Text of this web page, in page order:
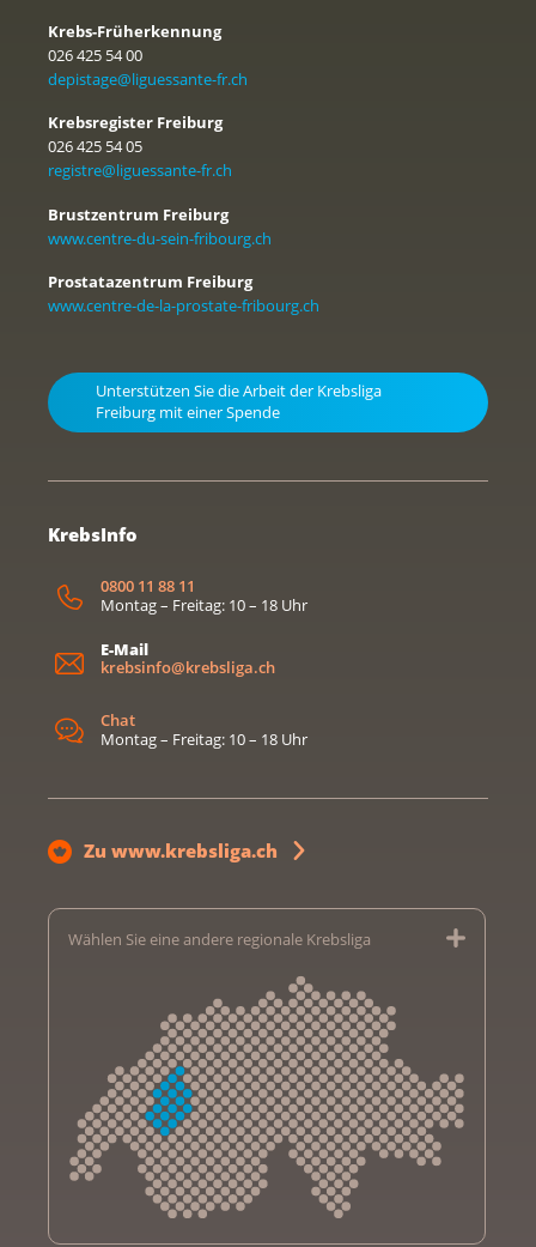
Krebs-Früherkennung
026 425 54 00
depistage@liguessante-fr.ch
Krebsregister Freiburg
026 425 54 05
registre@liguessante-fr.ch
Brustzentrum Freiburg
www.centre-du-sein-fribourg.ch
Prostatazentrum Freiburg
www.centre-de-la-prostate-fribourg.ch
Unterstützen Sie die Arbeit der Krebsliga
Freiburg mit einer Spende
KrebsInfo
0800 11 88 11
Montag – Freitag: 10 – 18 Uhr
E-Mail
krebsinfo@krebsliga.ch
Chat
Montag – Freitag: 10 – 18 Uhr
Zu www.krebsliga.ch
Wählen Sie eine andere regionale Krebsliga